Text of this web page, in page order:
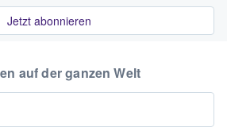
Jetzt abonnieren
auf der ganzen Welt